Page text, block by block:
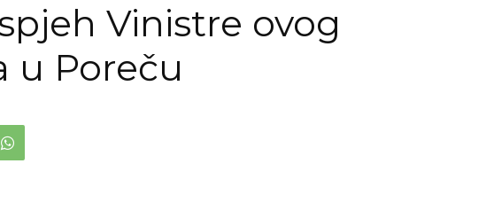
Vinistre ovog
u Poreču